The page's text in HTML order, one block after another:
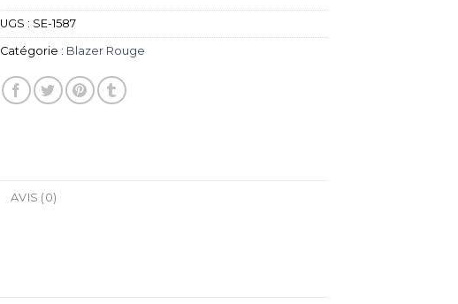
UGS : SE-1587
Catégorie : Blazer Rouge
AVIS (0)